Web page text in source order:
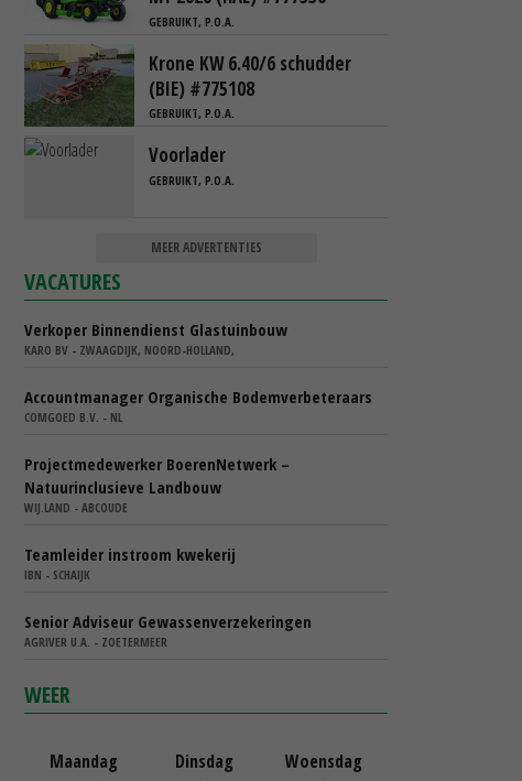
GEBRUIKT, P.O.A.
Krone KW 6.40/6 schudder
(BIE) #775108
GEBRUIKT, P.O.A.
Voorlader
GEBRUIKT, P.O.A.
MEER ADVERTENTIES
VACATURES
Verkoper Binnendienst Glastuinbouw
KARO BV - ZWAAGDIJK, NOORD-HOLLAND,
Accountmanager Organische Bodemverbeteraars
COMGOED B.V. - NL
Projectmedewerker BoerenNetwerk –
Natuurinclusieve Landbouw
WIJ.LAND - ABCOUDE
Teamleider instroom kwekerij
IBN - SCHAIJK
Senior Adviseur Gewassenverzekeringen
AGRIVER U.A. - ZOETERMEER
WEER
Maandag Dinsdag Woensdag